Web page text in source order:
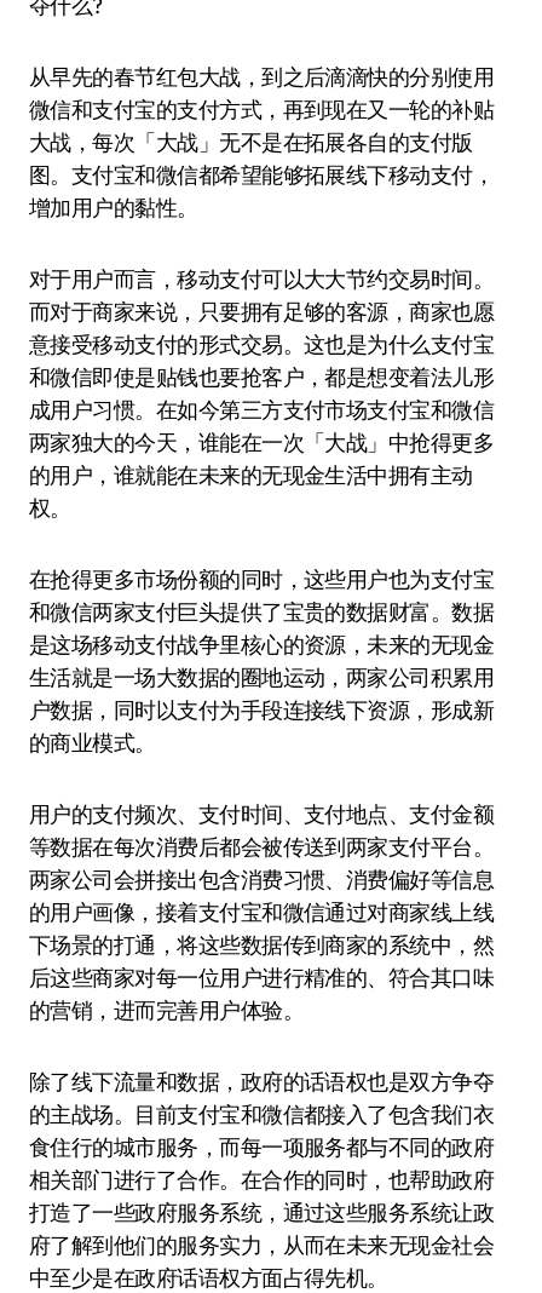
从早先的春节红包大战，到之后滴滴快的分别使用
微信和支付宝的支付方式，再到现在又一轮的补贴
大战，每次「大战」无不是在拓展各自的支付版
图。支付宝和微信都希望能够拓展线下移动支付，
增加用户的黏性。
对于用户而言，移动支付可以大大节约交易时间。
而对于商家来说，只要拥有足够的客源，商家也愿
意接受移动支付的形式交易。这也是为什么支付宝
和微信即使是贴钱也要抢客户，都是想变着法儿形
成用户习惯。在如今第三方支付市场支付宝和微信
两家独大的今天，谁能在一次「大战」中抢得更多
的用户，谁就能在未来的无现金生活中拥有主动
权。
在抢得更多市场份额的同时，这些用户也为支付宝
和微信两家支付巨头提供了宝贵的数据财富。数据
是这场移动支付战争里核心的资源，未来的无现金
生活就是一场大数据的圈地运动，两家公司积累用
户数据，同时以支付为手段连接线下资源，形成新
的商业模式。
用户的支付频次、支付时间、支付地点、支付金额
等数据在每次消费后都会被传送到两家支付平台。
两家公司会拼接出包含消费习惯、消费偏好等信息
的用户画像，接着支付宝和微信通过对商家线上线
下场景的打通，将这些数据传到商家的系统中，然
后这些商家对每一位用户进行精准的、符合其口味
的营销，进而完善用户体验。
除了线下流量和数据，政府的话语权也是双方争夺
的主战场。目前支付宝和微信都接入了包含我们衣
食住行的城市服务，而每一项服务都与不同的政府
相关部门进行了合作。在合作的同时，也帮助政府
打造了一些政府服务系统，通过这些服务系统让政
府了解到他们的服务实力，从而在未来无现金社会
中至少是在政府话语权方面占得先机。